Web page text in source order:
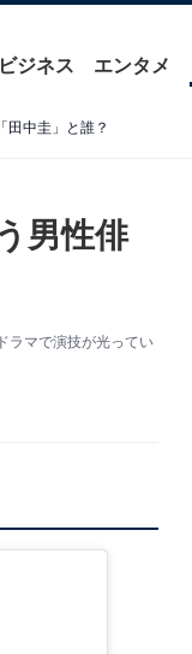
ジネス エンタメ
田中圭」と誰？
男性俳
ラマで演技が光ってい